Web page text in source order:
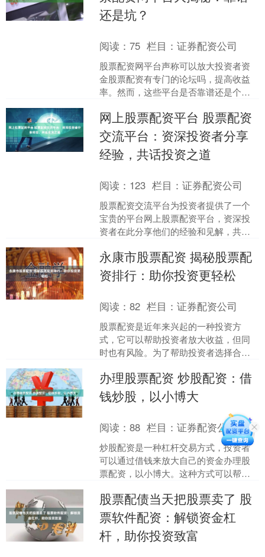
还是坑？
阅读：75 栏目：证券配资公司
股票配资网平台声称可以放大投资者资
金股票配资有专门的论坛吗，提高收益
率。然而，这些平台是否靠谱还是个未
够提供合法、安全、透明....
网上股票配资平台 股票配资
交流平台：资深投资者分享
经验，共话投资之道
阅读： 123 栏目：证券配资公司
股票配资交流平台为投资者提供了一个
宝贵的平台网上股票配资平台，资深投
资者在此分享他们的经验和见解，共话
资工具和资源，帮助您进....
永康市股票配资 揭秘股票配
资排行：助你投资更轻松
阅读：82 栏目：证券配资公司
股票配资是近年来兴起的一种投资方
式，它可以帮助投资者放大收益，但同
时也有风险。为了帮助投资者选择合适
行。 * **放大收益：*....
办理股票配资 炒股配资：借
钱炒股，以小博大
阅读：88 栏目：证券配资公司
炒股配资是一种杠杆交易方式，投资者
可以通过借钱来放大自己的资金办理股
票配资，以小博大。这种方式可以帮助
着更高的风险。 利息费用....
股票配债当天把股票卖了 股
票软件配资：解锁资金杠
杆，助你投资致富